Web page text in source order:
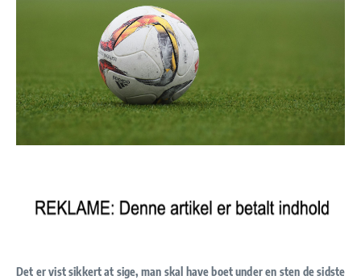
Det er vist sikkert at sige, man skal have boet under en sten de sidste